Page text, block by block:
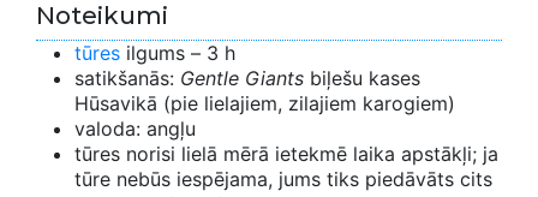
Noteikumi
tūres ilgums – 3 h
satikšanās: Gentle Giants biļešu kases
Hūsavikā (pie lielajiem, zilajiem karogiem)
valoda: angļu
tūres norisi lielā mērā ietekmē laika apstākļi; ja
tūre nebūs iespējama, jums tiks piedāvāts cits